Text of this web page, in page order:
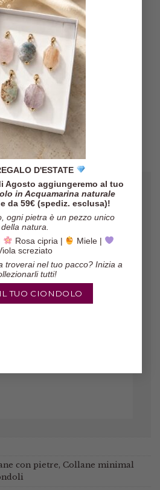
D'ESTATE
Agosto aggiungeremo al tuo
in Acquamarina naturale
da 59€ (spediz. esclusa)!
ogni pietra è un pezzo unico
della natura.
Rosa cipria |
Miele |
screziato
troverai nel tuo pacco? Inizia a
tutti!
TUO CIONDOLO
in Italia sopra i 140€
3 giorni lavorativi
Paypal, Carta di credito,
Gli orecchini sono veramente belli,
il pacco è arrivato in poco tempo ed
il venditore è molto affidabile!
con pietre, Collane minimal